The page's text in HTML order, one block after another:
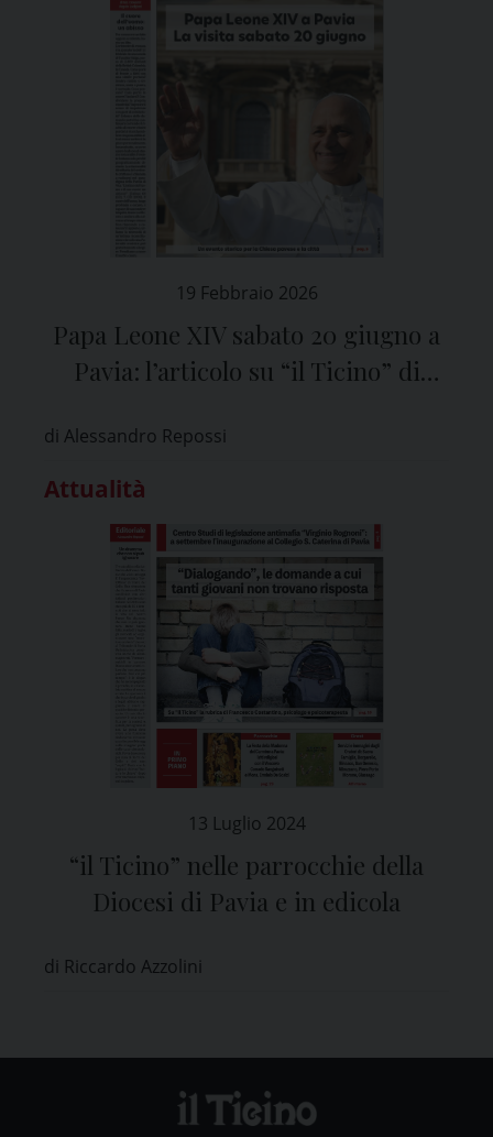
19 Febbraio 2026
Papa Leone XIV sabato 20 giugno a
Pavia: l’articolo su “il Ticino” di
di Alessandro Repossi
Attualità
13 Luglio 2024
“il Ticino” nelle parrocchie della
Diocesi di Pavia e in edicola
di Riccardo Azzolini